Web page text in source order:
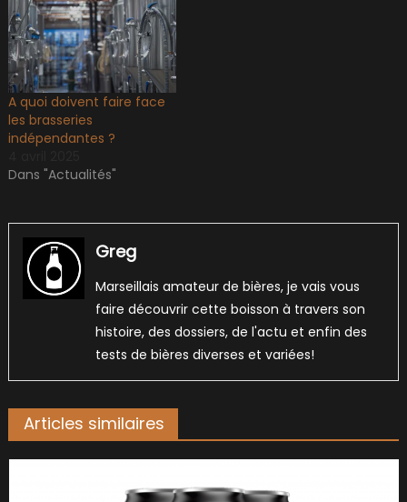
A quoi doivent faire face
les brasseries
indépendantes ?
Dans "Actualités"
Greg
Marseillais amateur de bières, je vais vous
faire découvrir cette boisson à travers son
histoire, des dossiers, de l'actu et enfin des
tests de bières diverses et variées!
Articles similaires